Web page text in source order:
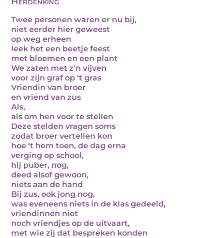
Twee personen waren er nu bij,
niet eerder hier geweest
op weg erheen
leek het een beetje feest
met bloemen en een plant
We zaten met z'n vijven
voor zijn graf op ‘t gras
Vriendin van broer
en vriend van zus
Als,
als om hen voor te stellen
Deze stelden vragen soms
zodat broer vertellen kon
hoe ‘t hem toen, de dag erna
verging op school,
hij puber, nog,
deed alsof gewoon,
niets aan de hand
Bij zus, ook jong nog,
was eveneens niets in de klas gedeeld,
vriendinnen niet
noch vriendjes op de uitvaart,
met wie zij dat bespreken konden